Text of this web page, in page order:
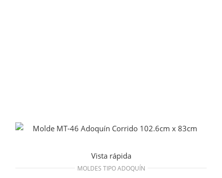
Vista rápida
MOLDES TIPO ADOQUÍN